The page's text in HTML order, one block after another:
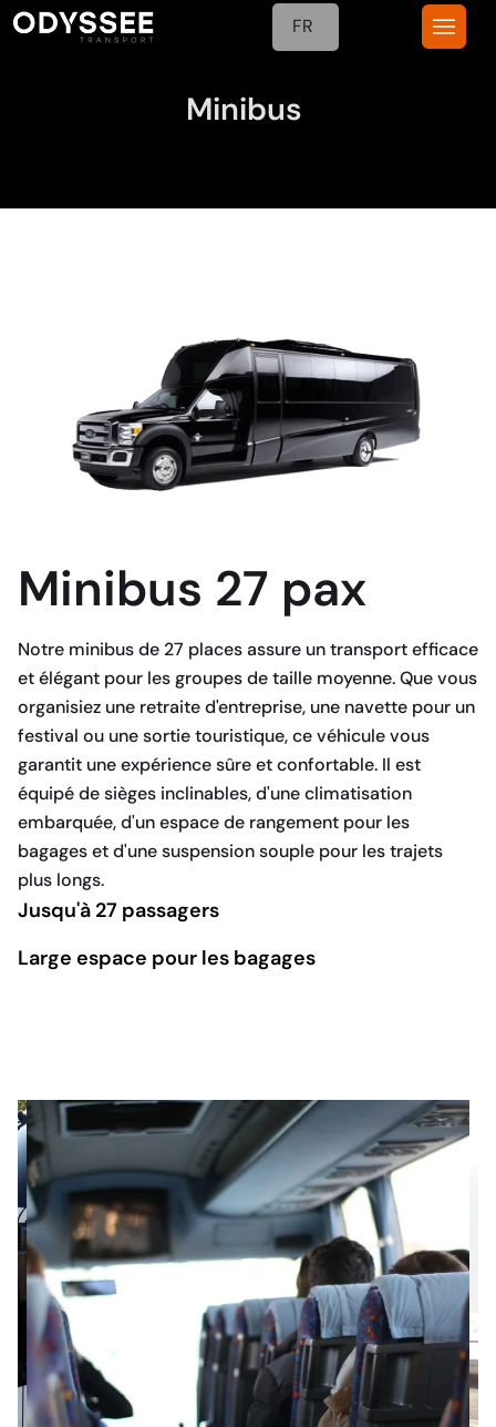
FR
Minibus
Minibus 27 pax
Notre minibus de 27 places assure un transport efficace
et élégant pour les groupes de taille moyenne. Que vous
organisiez une retraite d'entreprise, une navette pour un
festival ou une sortie touristique, ce véhicule vous
garantit une expérience sûre et confortable. Il est
équipé de sièges inclinables, d'une climatisation
embarquée, d'un espace de rangement pour les
bagages et d'une suspension souple pour les trajets
plus longs.
Jusqu'à 27 passagers
Large espace pour les bagages